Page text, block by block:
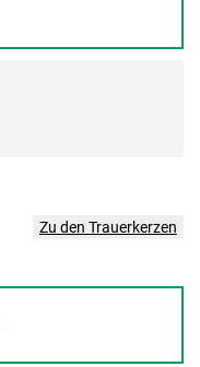
Zu den Trauerkerzen